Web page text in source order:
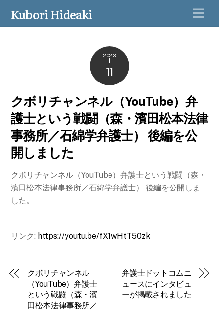
M
e
n
Kubori Hideaki
2023
1
11
クボリチャンネル（YouTube）弁
護士という戦闘（森・濱田松本法律
事務所／石綿学弁護士） 後編を公
開しました
クボリチャンネル（YouTube）弁護士という戦闘（森・
濱田松本法律事務所／石綿学弁護士） 後編を公開しま
した。
リンク: https://youtu.be/fX1wHtT50zk
クボリチャンネル
（YouTube）弁護士
という戦闘（森・濱
田松本法律事務所／
弁護士ドットコムニ
ュースにインタビュ
ーが掲載されました